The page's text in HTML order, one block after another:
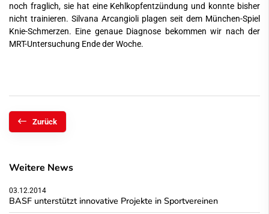
noch fraglich, sie hat eine Kehlkopfentzündung und konnte bisher
nicht trainieren. Silvana Arcangioli plagen seit dem München-Spiel
Knie-Schmerzen. Eine genaue Diagnose bekommen wir nach der
MRT-Untersuchung Ende der Woche.
Zurück
Weitere News
03.12.2014
BASF unterstützt innovative Projekte in Sportvereinen